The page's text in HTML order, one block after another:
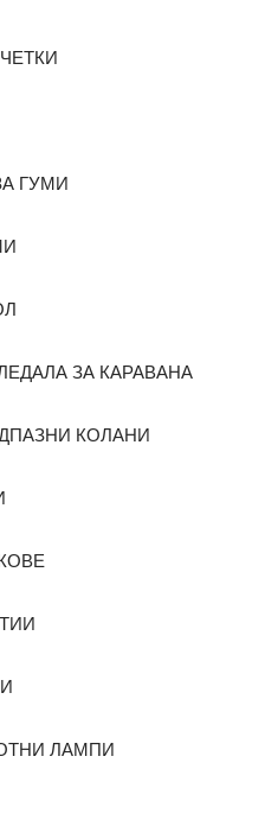
ГУМИ
ЗА КАРАВАНА
КОЛАНИ
ЛАМПИ